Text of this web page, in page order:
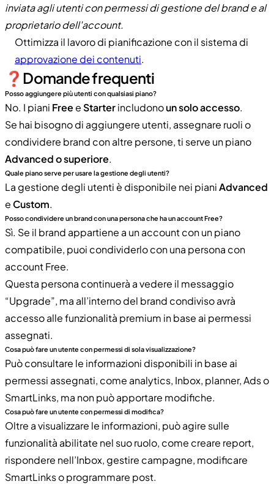
inviata agli utenti con permessi di gestione del brand e al
proprietario dell'account.
Ottimizza il lavoro di pianificazione con il sistema di
approvazione dei contenuti.
❓Domande frequenti
Posso aggiungere più utenti con qualsiasi piano?
No. I piani Freee Starterincludonoun solo accesso.
Se hai bisogno di aggiungere utenti, assegnare ruoli o
condividere brand con altre persone, ti serve un piano
Advanced o superiore.
Quale piano serve per usare la gestione degli utenti?
La gestione degli utenti è disponibile nei pianiAdvanced
e Custom.
Posso condividere un brand con una persona che ha un account Free?
Sì. Se il brand appartiene a un account con un piano
compatibile, puoi condividerlo con una persona con
account Free.
Questa persona continuerà a vedere il messaggio
“Upgrade”, ma all’interno del brand condiviso avrà
accesso alle funzionalità premium in base ai permessi
assegnati.
Cosa può fare un utente con permessi di sola visualizzazione?
Può consultare le informazioni disponibili in base ai
permessi assegnati, come analytics, Inbox, planner, Ads o
SmartLinks, ma non può apportare modifiche.
Cosa può fare un utente con permessi di modifica?
Oltre a visualizzare le informazioni, può agire sulle
funzionalità abilitate nel suo ruolo, come creare report,
rispondere nell’Inbox, gestire campagne, modificare
SmartLinks o programmare post.